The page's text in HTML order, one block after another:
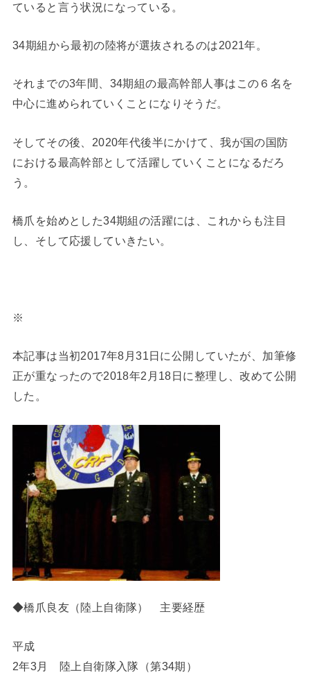
ていると言う状況になっている。
34期組から最初の陸将が選抜されるのは2021年。
それまでの3年間、34期組の最高幹部人事はこの６名を
中心に進められていくことになりそうだ。
そしてその後、2020年代後半にかけて、我が国の国防
における最高幹部として活躍していくことになるだろ
う。
橋爪を始めとした34期組の活躍には、これからも注目
し、そして応援していきたい。
※
本記事は当初2017年8月31日に公開していたが、加筆修
正が重なったので2018年2月18日に整理し、改めて公開
した。
◆橋爪良友（陸上自衛隊） 主要経歴
平成
2年3月 陸上自衛隊入隊（第34期）